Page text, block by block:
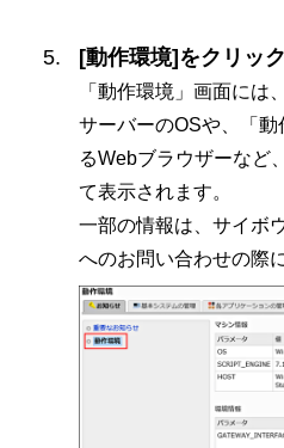
[動作環境]をクリック
「動作環境」画面には
サーバーのOSや、「
るWebブラウザーなど
て表示されます。
一部の情報は、サイボ
へのお問い合わせの際